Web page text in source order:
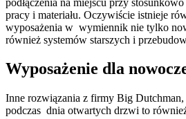
pracy i materiału. Oczywiście istnieje
wyposażenia w wymiennik nie tylko
również systemów starszych i
Wyposażenie dla
Inne rozwiązania z firmy Big
podczas dnia otwartych drzwi to